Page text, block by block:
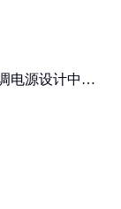
电源设计中的